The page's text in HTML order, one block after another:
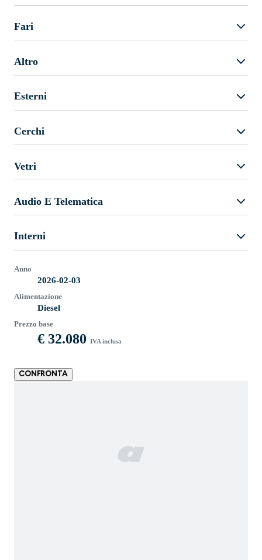
Fari
Altro
Esterni
Cerchi
Vetri
Audio E Telematica
Interni
Anno
2026-02-03
Alimentazione
Diesel
Prezzo base
€ 32.080 IVA inclusa
CONFRONTA